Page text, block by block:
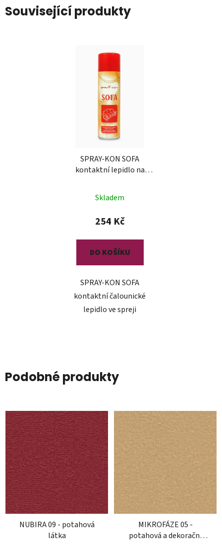
Související produkty
SPRAY-KON SOFA
kontaktní lepidlo na
Skladem
254 Kč
DO KOŠÍKU
SPRAY-KON SOFA
kontaktní čalounické
lepidlo ve spreji
Podobné produkty
NUBIRA 09 - potahová
látka
MIKROFÁZE 05 -
potahová a dekorační